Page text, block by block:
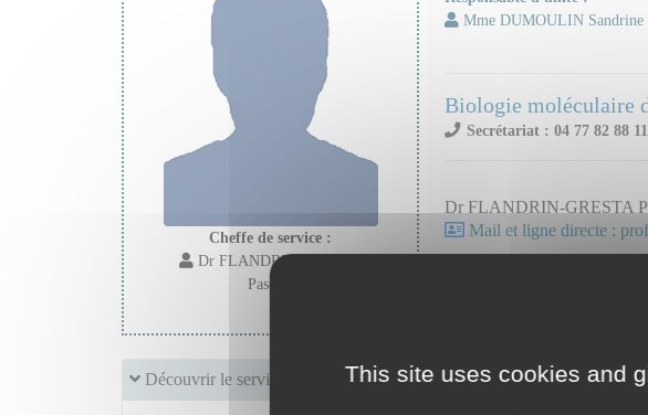
Cheffe de service :
Dr FLANDRIN-GRESTA
Pascale
Découvrir le service
Mme DUMOULIN Sandrine
Biologie moléculaire
Secrétariat : 04 77 82 88 11
Dr FLANDRIN-GRESTA
Mail et ligne directe :
This site uses cookies and